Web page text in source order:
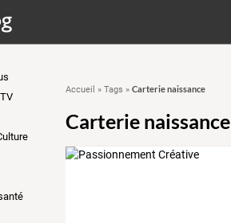
Accueil » Tags » Carterie naissance
Carterie naissance